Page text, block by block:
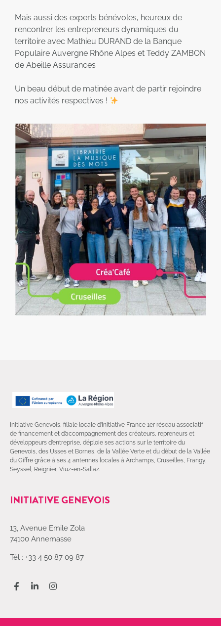
Mais aussi des experts bénévoles, heureux de
rencontrer les entrepreneurs dynamiques du
territoire avec Mathieu DURAND de la Banque
Populaire Auvergne Rhône Alpes et Teddy ZAMBON
de Abeille Assurances
Un beau début de matinée avant de partir rejoindre
nos activités respectives !
Initiative Genevois, filiale locale d’Initiative France 1er réseau associatif
de financement et d’accompagnement des créateurs, repreneurs et
développeurs d’entreprise, déploie ses actions sur le territoire du
Genevois, des Usses et Bornes, de la Vallée Verte et du début de la Vallée
du Giffre grâce à ses 4 antennes locales à Archamps, Cruseilles, Frangy,
Seyssel, Reignier, Viuz-en-Sallaz.
INITIATIVE GENEVOIS
13, Avenue Emile Zola
74100 Annemasse
Tél : +33 4 50 87 09 87